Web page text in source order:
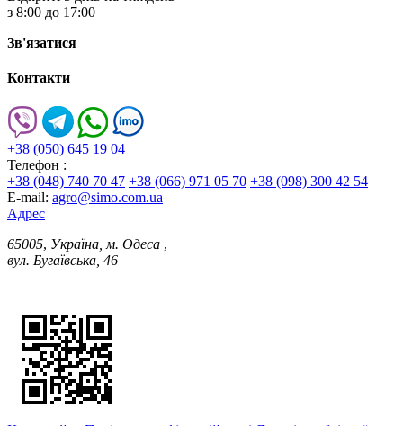
з 8:00 до 17:00
Зв'язатися
Контакти
+38 (050) 645 19 04
Телефон :
+38 (048) 740 70 47 +38 (066) 971 05 70 +38 (098) 300 42 54
E-mail: agro@simo.com.ua
Адрес
65005, Україна, м. Одеса ,
вул. Бугаївська, 46